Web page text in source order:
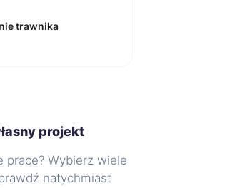
trawnika
projekt
prace? Wybierz wiele
natychmiast